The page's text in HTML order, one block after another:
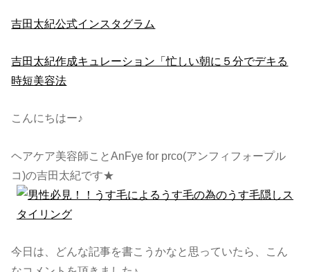
吉田太紀公式インスタグラム
吉田太紀作成キュレーション「忙しい朝に５分でデキる
時短美容法
こんにちはー♪
ヘアケア美容師ことAnFye for prco(アンフィフォープル
コ)の吉田太紀です★
今日は、どんな記事を書こうかなと思っていたら、こん